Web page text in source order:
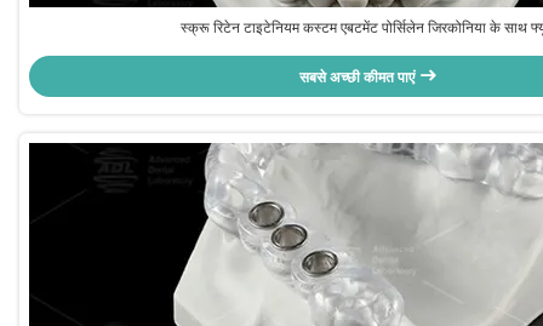
स्क्रू रिटेन टाइटेनियम कस्टम एबटमेंट पोर्सिलेन जिरकोनिया के साथ
सबसे अच्छी कीमत पाएं